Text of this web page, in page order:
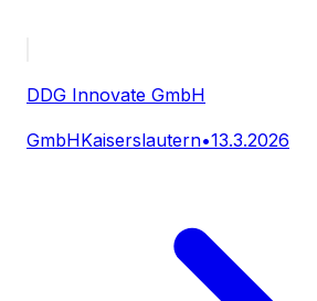
DDG Innovate GmbH
GmbHKaiserslautern•13.3.2026